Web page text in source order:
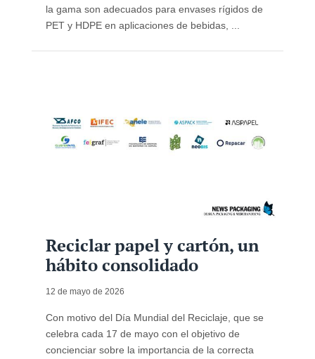
la gama son adecuados para envases rígidos de
PET y HDPE en aplicaciones de bebidas, ...
Reciclar papel y cartón, un
hábito consolidado
12 de mayo de 2026
Con motivo del Día Mundial del Reciclaje, que se
celebra cada 17 de mayo con el objetivo de
concienciar sobre la importancia de la correcta